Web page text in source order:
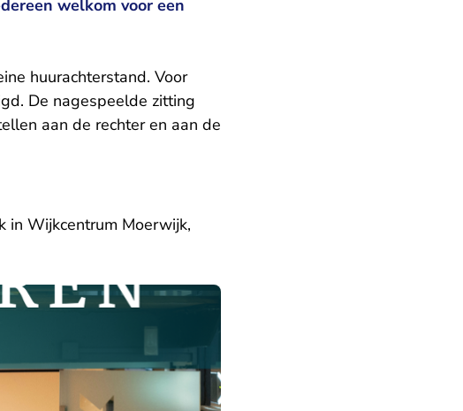
welkom voor een
huurachterstand. Voor
De nagespeelde zitting
aan de rechter en aan de
in Wijkcentrum Moerwijk,